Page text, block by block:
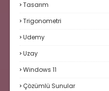
Tasarım
Trigonometri
Udemy
Uzay
Windows 11
Çözümlü Sunular